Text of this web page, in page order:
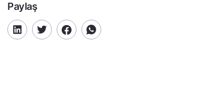
Paylaş